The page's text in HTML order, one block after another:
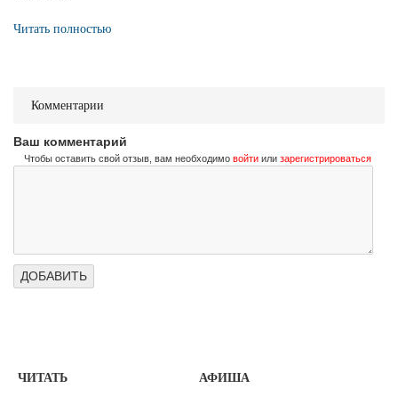
Читать полностью
Комментарии
Ваш комментарий
Чтобы оставить свой отзыв, вам необходимо войти или зарегистрироваться
ЧИТАТЬ АФИША